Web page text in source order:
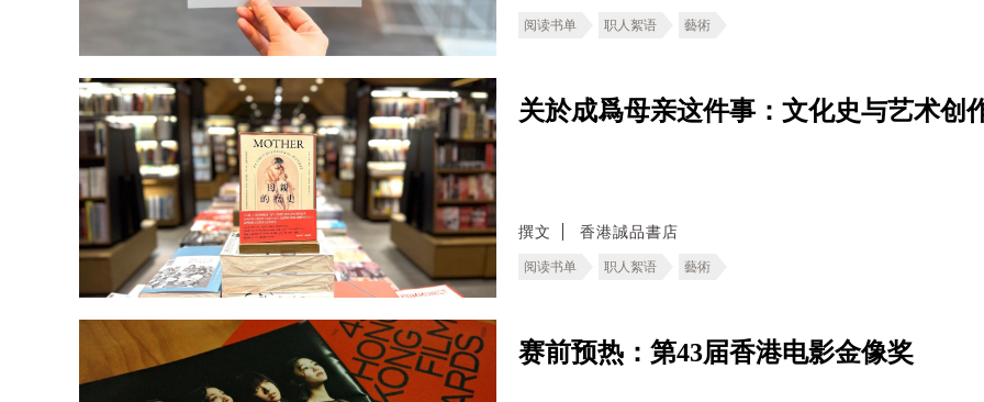
阅读书单 职人絮语 藝術
关於成爲母亲这件事：文化史与艺术创
撰文 香港誠品書店
阅读书单 职人絮语 藝術
赛前预热：第43届香港电影金像奖